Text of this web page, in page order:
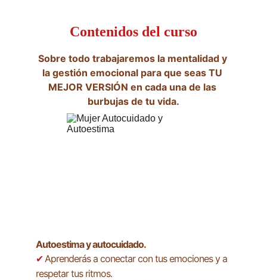
Autoestima y autocuidado.
✔ Aprenderás a conectar con tus emociones y a
respetar tus ritmos.
Contenidos del curso
Sobre todo trabajaremos la mentalidad y
la gestión emocional para que seas TU
MEJOR VERSIÓN en cada una de las
burbujas de tu vida.